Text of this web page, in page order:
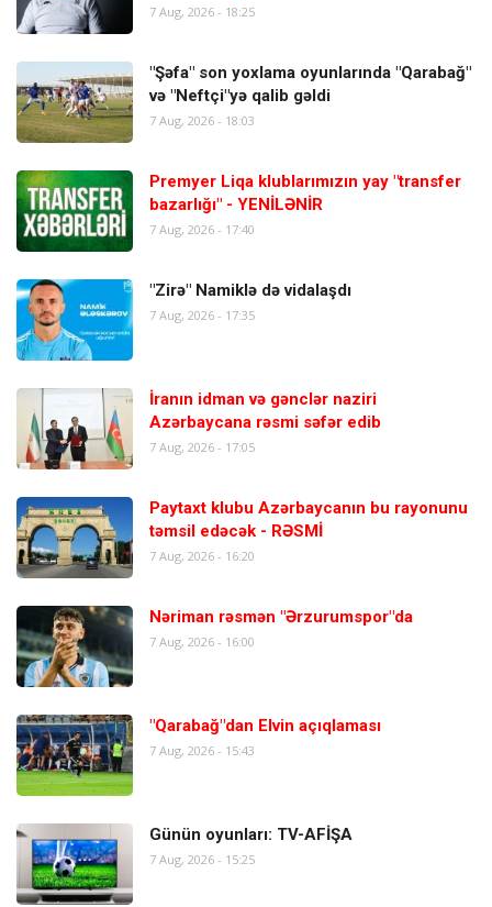
7 Aug, 2026 - 18:25
"Şəfa" son yoxlama oyunlarında "Qarabağ"
və "Neftçi"yə qalib gəldi
7 Aug, 2026 - 18:03
Premyer Liqa klublarımızın yay "transfer
bazarlığı" - YENİLƏNİR
7 Aug, 2026 - 17:40
"Zirə" Namiklə də vidalaşdı
7 Aug, 2026 - 17:35
İranın idman və gənclər naziri
Azərbaycana rəsmi səfər edib
7 Aug, 2026 - 17:05
Paytaxt klubu Azərbaycanın bu rayonunu
təmsil edəcək - RƏSMİ
7 Aug, 2026 - 16:20
Nəriman rəsmən "Ərzurumspor"da
7 Aug, 2026 - 16:00
"Qarabağ"dan Elvin açıqlaması
7 Aug, 2026 - 15:43
Günün oyunları: TV-AFİŞA
7 Aug, 2026 - 15:25